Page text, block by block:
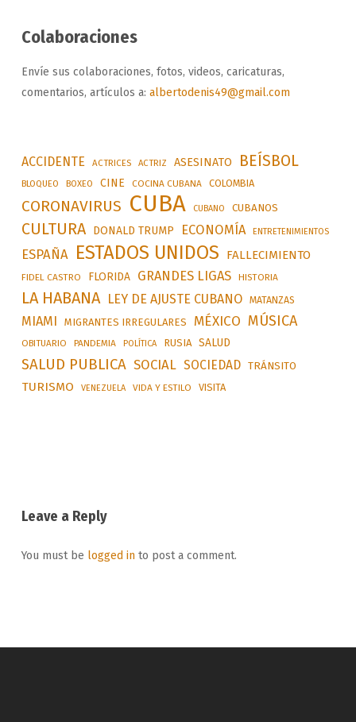
Colaboraciones
Envíe sus colaboraciones, fotos, videos, caricaturas,
comentarios, artículos a: albertodenis49@gmail.com
ACCIDENTE ACTRICES ACTRIZ ASESINATO BEÍSBOL
BLOQUEO BOXEO CINE COCINA CUBANA COLOMBIA
CORONAVIRUS CUBA CUBANO CUBANOS
CULTURA DONALD TRUMP ECONOMÍA ENTRETENIMIENTOS
ESPAÑA ESTADOS UNIDOS FALLECIMIENTO
FIDEL CASTRO FLORIDA GRANDES LIGAS HISTORIA
LA HABANA LEY DE AJUSTE CUBANO MATANZAS
MIAMI MIGRANTES IRREGULARES MÉXICO MÚSICA
OBITUARIO PANDEMIA POLÍTICA RUSIA SALUD
SALUD PUBLICA SOCIAL SOCIEDAD TRÁNSITO
TURISMO VENEZUELA VIDA Y ESTILO VISITA
Leave a Reply
You must be logged into post a comment.